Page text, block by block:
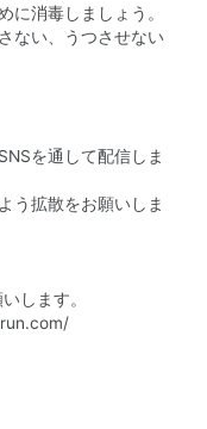
に消毒しましょう。
ない、うつさせない
を通して配信しま
う拡散をお願いしま
します。